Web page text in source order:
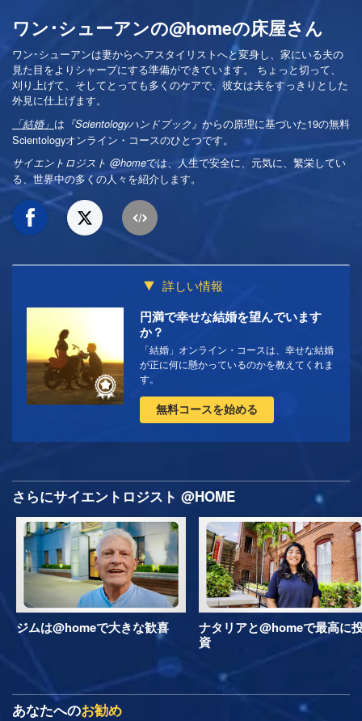
ワン･シューアンの@homeの床屋さん
ワン･シューアンは妻からヘアスタイリストへと変身し、家にいる夫の
見た目をよりシャープにする準備ができています。 ちょっと切って、
刈り上げて、そしてとっても多くのケアで、彼女は夫をすっきりとした
外見に仕上げます。
「結婚」 は 『Scientologyハンドブック』 からの原理に基づいた19の無料
Scientologyオンライン・コースのひとつです。
サイエントロジスト @homeでは、人生で安全に、元気に、繁栄してい
る、世界中の多くの人々を紹介します。
詳しい情報
円満で幸せな結婚を望んでいます
か？
「結婚」オンライン・コースは、幸せな結婚
が正に何に懸かっているのかを教えてくれま
す。
無料コースを始める
さらにサイエントロジスト @HOME
ジムは@homeで大きな歓喜
ナタリアと@homeで最高に
資
あなたへのお勧め